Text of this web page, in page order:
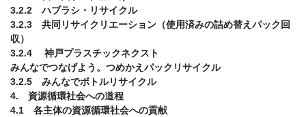
3.2.2 ハブラシ・リサイクル
3.2.3 共同リサイクリエーション（使用済みの詰め替えパック回
収）
3.2.4 神戸プラスチックネクスト
みんなでつなげよう。つめかえパックリサイクル
3.2.5 みんなでボトルリサイクル
4. 資源循環社会への道程
4.1 各主体の資源循環社会への貢献